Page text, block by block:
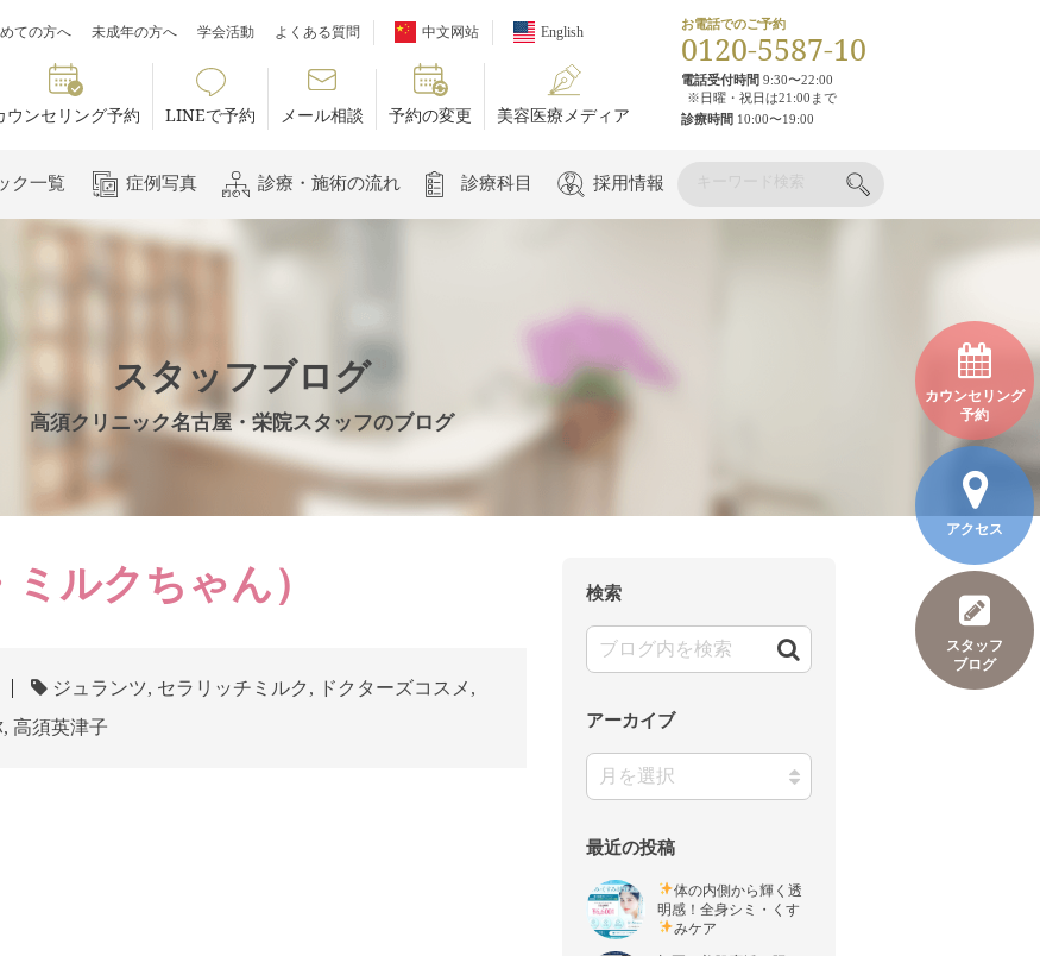
ての方へ 未成年の方へ 学会活動 よくある質問 中文网站 English
ウンセリング予約 LINEで予約 メール相談 予約の変更 美容医療メディア
お電話でのご予約
0120-5587-10
電話受付時間 9:30〜22:00
※日曜・祝日は21:00まで
診療時間 10:00〜19:00
ク一覧 症例写真 診療・施術の流れ 診療科目 採用情報
スタッフブログ
高須クリニック名古屋・栄院スタッフのブログ
ルクちゃん）
ジュランツ, セラリッチミルク , ドクターズコスメ ,
, 高須英津子
検索
アーカイブ
最近の投稿
体の内側から輝く透
明感！全身シミ・くす
みケア
カウンセリング
予約
アクセス
スタッフ
ブログ